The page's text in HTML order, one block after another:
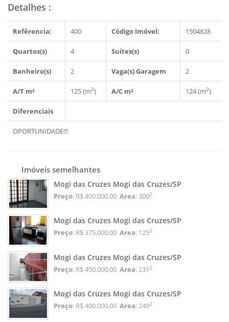
Detalhes :
Refêrencia: 400 Código Imóvel: 1504828
Quartos(s) 4 Suítes(s) 0
Banheiro(s) 2 Vaga(s) Garagem 2
A/T m² 125 (m2) A/C m² 124 (m2)
Diferenciais
OPORTUNIDADE!!!
Imóveis semelhantes
Mogi das Cruzes Mogi das Cruzes/SP
Preço: R$ 400.000,00 Area: 3002
Mogi das Cruzes Mogi das Cruzes/SP
Preço: R$ 375.000,00 Area: 1252
Mogi das Cruzes Mogi das Cruzes/SP
Preço: R$ 450.000,00 Area: 2312
Mogi das Cruzes Mogi das Cruzes/SP
Preço: R$ 400.000,00 Area: 2492